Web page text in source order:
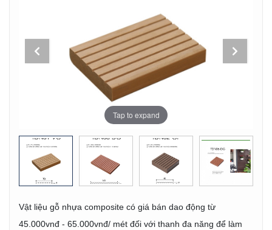
Tap to expand
Tap to expand
Tap to expand
Tap to expand
Tap to expand
Vật liệu gỗ nhựa composite có giá bán dao động từ
45.000vnđ - 65.000vnđ/ mét đối với thanh đa năng để làm